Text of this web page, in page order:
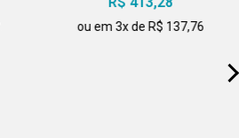
ou em 3x de R$ 137,76